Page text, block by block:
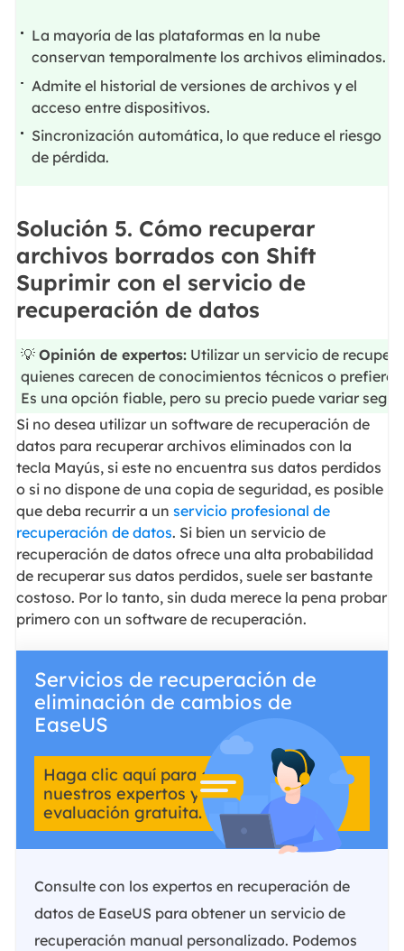
La mayoría de las plataformas en la nube
conservan temporalmente los archivos eliminados.
Admite el historial de versiones de archivos y el
acceso entre dispositivos.
Sincronización automática, lo que reduce el riesgo
de pérdida.
Solución 5. Cómo recuperar
archivos borrados con Shift
Suprimir con el servicio de
recuperación de datos
💡Opinión de expertos: Utilizar un servicio de
quienes carecen de conocimientos técnicos o
Es una opción fiable, pero su precio puede variar
Si no desea utilizar un software de recuperación de
datos para recuperar archivos eliminados con la
tecla Mayús, si este no encuentra sus datos perdidos
o si no dispone de una copia de seguridad, es posible
que deba recurrir a un servicio profesional de
recuperación de datos. Si bien un servicio de
recuperación de datos ofrece una alta probabilidad
de recuperar sus datos perdidos, suele ser bastante
costoso. Por lo tanto, sin duda merece la pena probar
primero con un software de recuperación.
Servicios de recuperación de
eliminación de cambios de
EaseUS
Haga clic aquí para contactar con
nuestros expertos y obtener una
evaluación gratuita.
Consulte con los expertos en recuperación de
datos de EaseUS para obtener un servicio de
recuperación manual personalizado. Podemos